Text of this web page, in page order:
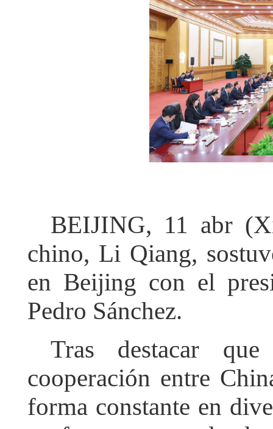
BEIJING, 11 abr
chino, Li Qiang,
en Beijing con el
Pedro Sánchez.
Tras destacar
cooperación entre
forma constante en